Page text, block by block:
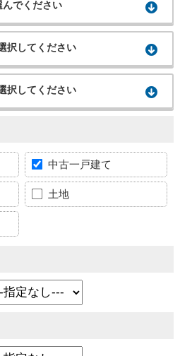
んでください
択してください
択してください
中古一戸建て
土地